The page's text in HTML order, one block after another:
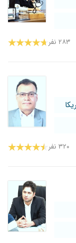
۲۸۳ نفر
۳۲۰ نفر